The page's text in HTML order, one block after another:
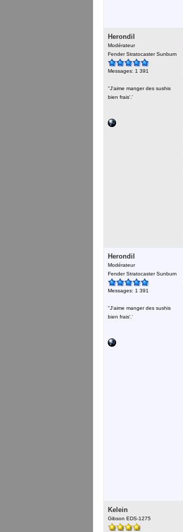
Herondil
Modérateur
Fender Stratocaster Sunburn
Messages: 1 391
''J'aime manger des sushis
bien frais'.'
Herondil
Modérateur
Fender Stratocaster Sunburn
Messages: 1 391
''J'aime manger des sushis
bien frais'.'
Kelein
Gibson EDS-1275